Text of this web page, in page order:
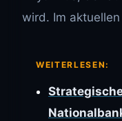
wird. Im
WEITERLESEN: